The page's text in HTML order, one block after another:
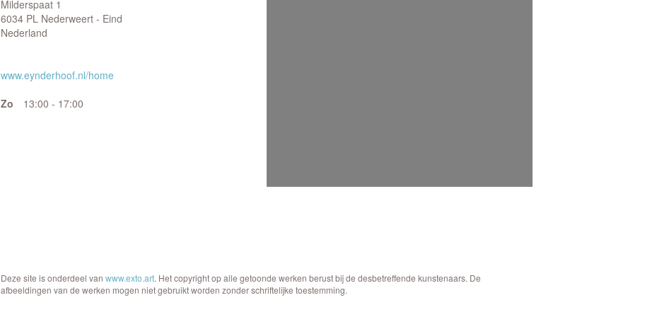
Milderspaat 1
6034 PL Nederweert - Eind
Nederland
www.eynderhoof.nl/home
Zo
13:00 - 17:00
Deze site is onderdeel van www.exto.art. Het copyright op alle getoonde werken berust bij de desbetreffende kunstenaars. De
afbeeldingen van de werken mogen niet gebruikt worden zonder schriftelijke toestemming.